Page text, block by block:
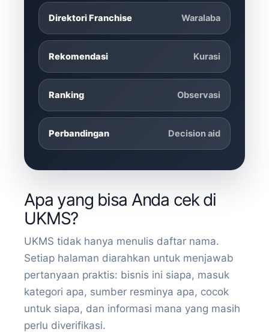
Direktori Franchise Waralaba
Rekomendasi Kurasi
Ranking Observasi
Perbandingan Decision aid
Apa yang bisa Anda cek di
UKMS?
UKMS tidak hanya menulis daftar nama.
Setiap halaman diarahkan untuk menjawab
pertanyaan praktis: bisnis ini siapa, masuk
kategori apa, sumber resminya apa, cocok
untuk siapa, dan informasi mana yang masih
perlu diverifikasi.